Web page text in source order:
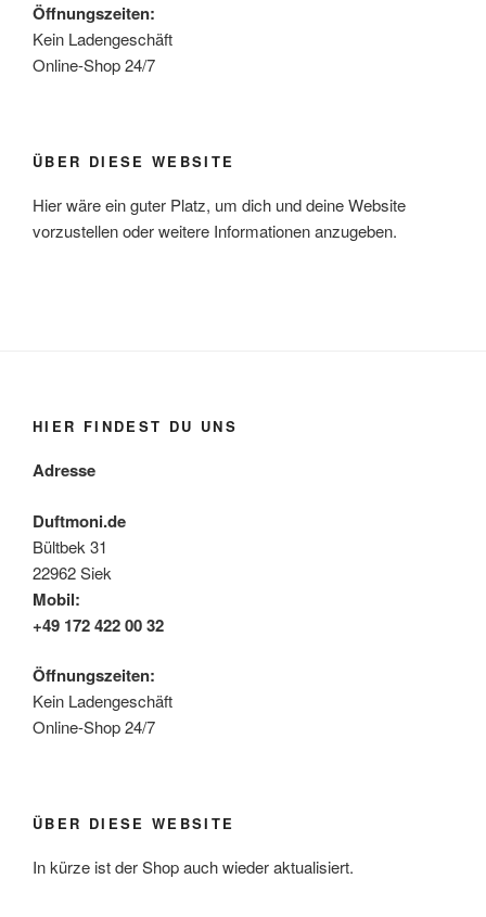
Öffnungszeiten:
Kein Ladengeschäft
Online-Shop 24/7
ÜBER DIESE WEBSITE
Hier wäre ein guter Platz, um dich und deine Website
vorzustellen oder weitere Informationen anzugeben.
HIER FINDEST DU UNS
Adresse
Duftmoni.de
Bültbek 31
22962 Siek
Mobil:
+49 172 422 00 32
Öffnungszeiten:
Kein Ladengeschäft
Online-Shop 24/7
ÜBER DIESE WEBSITE
In kürze ist der Shop auch wieder aktualisiert.